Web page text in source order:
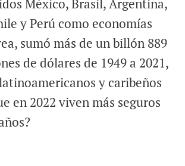
México, Brasil, Argentina,
y Perú como economías
sumó más de un billón 889
de dólares de 1949 a 2021,
y caribeños
en 2022 viven más seguros